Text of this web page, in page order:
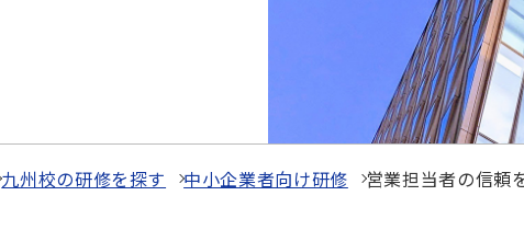
九州校の研修を探す 中小企業者向け研修 営業担当者の信頼